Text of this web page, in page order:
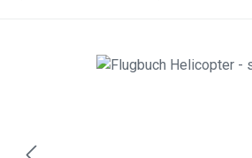
Bildergalerie überspringen